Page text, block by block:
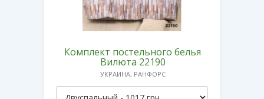
Комплект постельного белья
Вилюта 22190
УКРАИНА, РАНФОРС